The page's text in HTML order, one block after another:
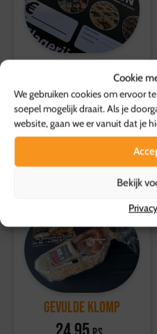
Cookie
We gebruiken cookies om ervoor
soepel mogelijk draait. Als je
website, gaan we er vanuit dat je
Bekijk
Voor overige producten
dagen, waarbij de
Voor meer informatie,
klantenservicepagina.
CADEAUBON 100 euro
100,00p.p.
Toevoegen aan
winkelwagen
Gevulde Klomp